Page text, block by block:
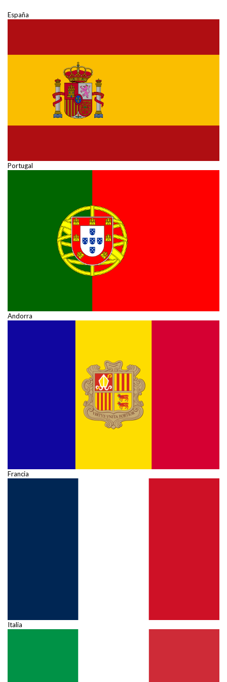
España
Portugal
Andorra
Francia
Italia